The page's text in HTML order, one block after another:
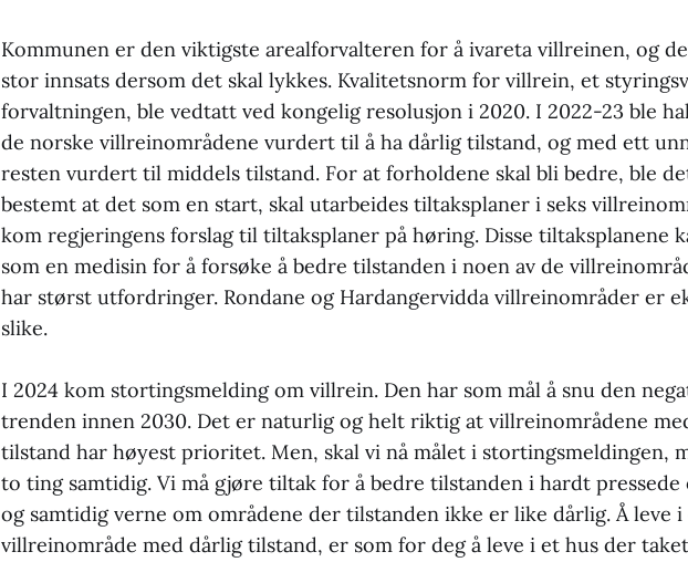
Kommunen er den viktigste arealforvalteren for å ivareta villreinen, og
stor innsats dersom det skal lykkes. Kvalitetsnorm for villrein, et
forvaltningen, ble vedtatt ved kongelig resolusjon i 2020. I 2022-23 ble
de norske villreinområdene vurdert til å ha dårlig tilstand, og med ett
resten vurdert til middels tilstand. For at forholdene skal bli bedre, ble
bestemt at det som en start, skal utarbeides tiltaksplaner i seks
kom regjeringens forslag til tiltaksplaner på høring. Disse tiltaksplanene
som en medisin for å forsøke å bedre tilstanden i noen av de
har størst utfordringer. Rondane og Hardangervidda villreinområder er
slike.
I 2024 kom stortingsmelding om villrein. Den har som mål å snu den
trenden innen 2030. Det er naturlig og helt riktig at villreinområdene
tilstand har høyest prioritet. Men, skal vi nå målet i stortingsmeldingen,
to ting samtidig. Vi må gjøre tiltak for å bedre tilstanden i hardt pressede
og samtidig verne om områdene der tilstanden ikke er like dårlig. Å leve i
villreinområde med dårlig tilstand, er som for deg å leve i et hus der